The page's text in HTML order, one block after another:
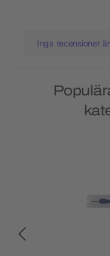
Inga recensioner